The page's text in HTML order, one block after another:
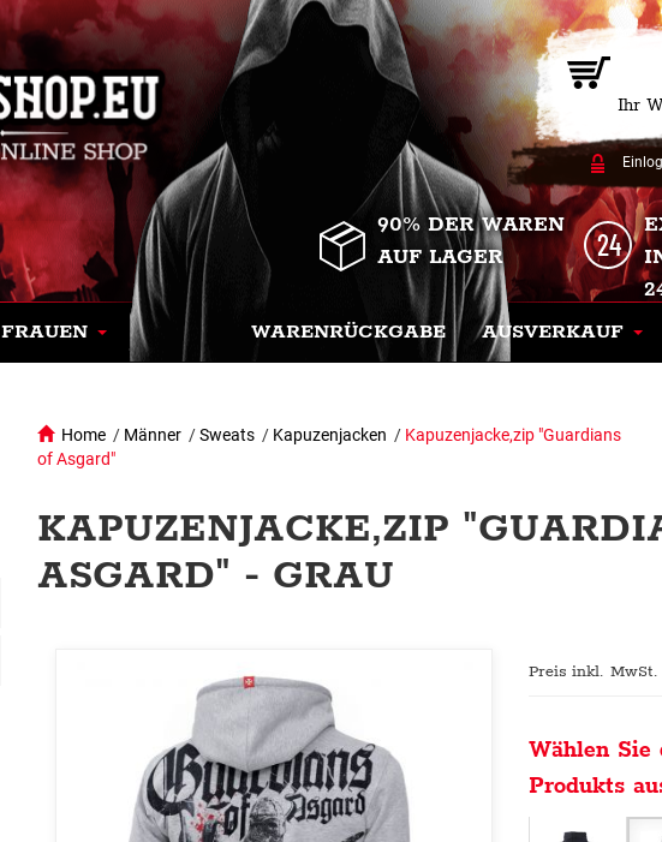
Ihr
90% DER WAREN
AUF LAGER
FRAUEN WARENRÜCKGABE AUSVERKAUF
Home / Männer /Sweats / Kapuzenjacken / Kapuzenjacke,zip "Guardians
of Asgard"
KAPUZENJACKE,ZIP
ASGARD" - GRAU
Preis inkl. MwSt.
Wählen Sie
Produkts